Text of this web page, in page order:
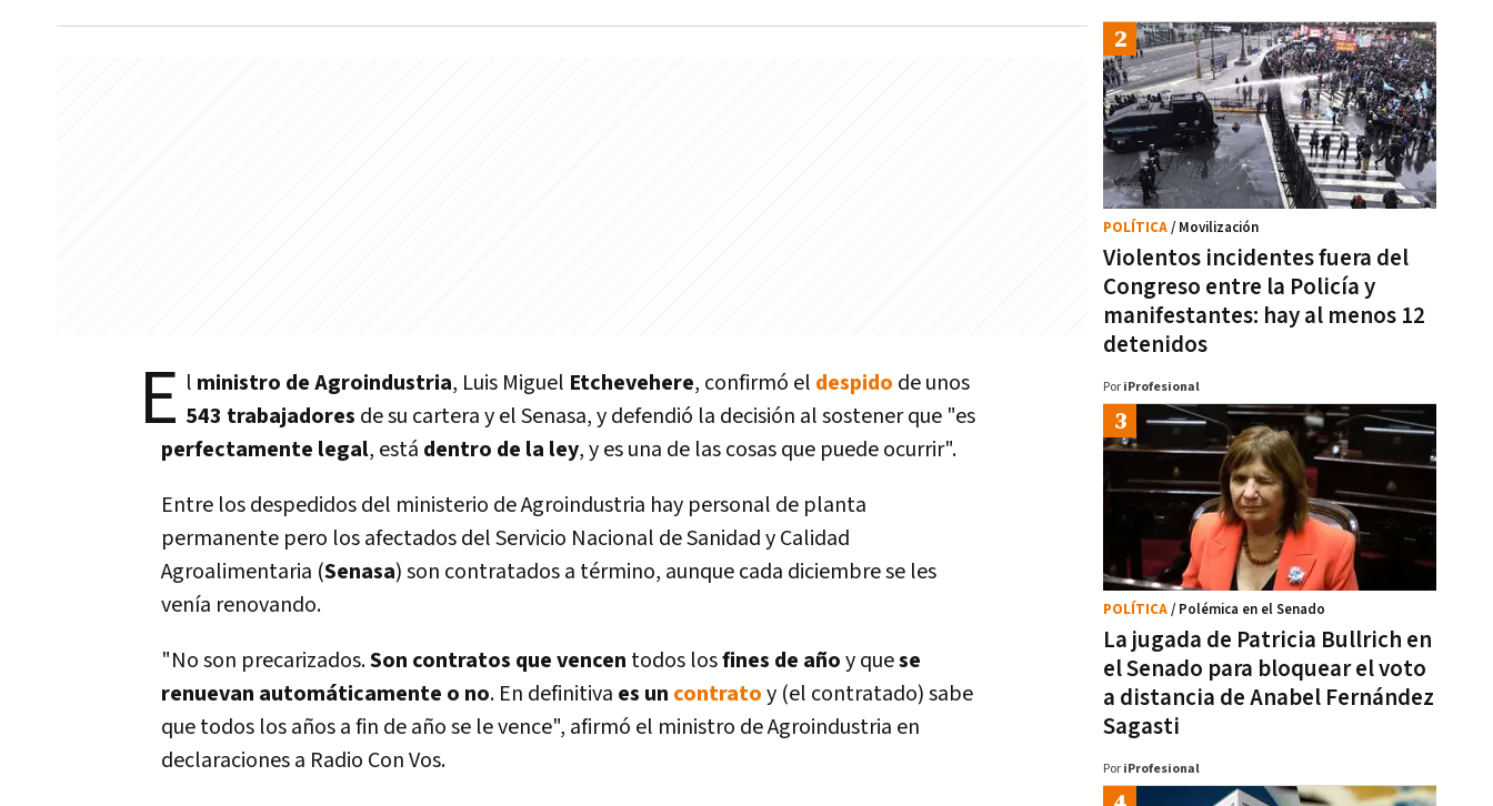
E l ministro de Agroindustria, Luis Miguel Etchevehere, confirmó el despido de unos
543 trabajadores de su cartera y el Senasa, y defendió la decisión al sostener que "es
perfectamente legal, está dentro de la ley, y es una de las cosas que puede ocurrir".
Entre los despedidos del ministerio de Agroindustria hay personal de planta
permanente pero los afectados del Servicio Nacional de Sanidad y Calidad
Agroalimentaria (Senasa) son contratados a término, aunque cada diciembre se les
vení­a renovando.
"No son precarizados.Son contratos que vencen todos losfines de añoy quese
renuevan automáticamente o no. En definitiva es un contratoy (el contratado) sabe
que todos los años a fin de año se le vence", afirmó el ministro de Agroindustria en
declaraciones a Radio Con Vos.
Violentos incidentes fuera del
Congreso entre la Policía y
manifestantes: hay al menos 12
detenidos
POLÍTICA/ Movilización
Por iProfesional
La jugada de Patricia Bullrich en
el Senado para bloquear el voto
a distancia de Anabel Fernández
Sagasti
POLÍTICA/ Polémica en el Senado
Por iProfesional